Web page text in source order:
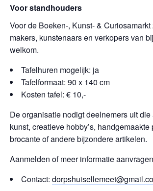
Voor standhouders
Voor de Boeken-, Kunst- &
makers, kunstenaars en verkopers van
welkom.
Tafelhuren mogelijk: ja
Tafelformaat: 90 x 140 cm
Kosten tafel: € 10,-
De organisatie nodigt deelnemers uit die
kunst, creatieve hobby’s, handgemaakte
brocante of andere bijzondere artikelen.
Aanmelden of meer informatie
Contact: